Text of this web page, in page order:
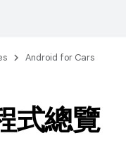
Android for Cars
式總覽